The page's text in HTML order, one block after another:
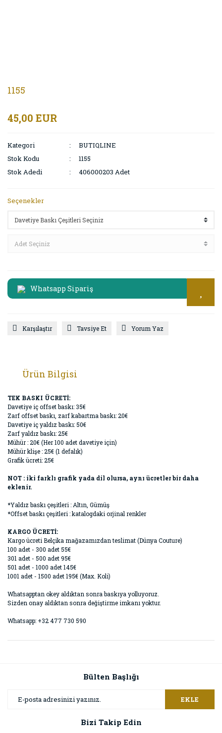
1155
45,00 EUR
Kategori
BUTIQLINE
Stok Kodu
1155
Stok Adedi
406000203 Adet
Seçenekler
Whatsapp Sipariş
Karşılaştır Tavsiye Et Yorum Yaz
Ürün Bilgisi
TEK BASKI ÜCRETİ:
Davetiye iç offset baskı: 35€
Zarf offset baskı, zarf kabartma baskı: 20€
Davetiye iç yaldız baskı: 50€
Zarf yaldız baskı: 25€
Mühür : 20€ (Her 100 adet davetiye için)
Mühür klişe : 25€ (1 defalık)
Grafik ücreti: 25€
NOT : iki farklı grafik yada dil olursa, aynı ücretler bir daha
eklenir.
*Yaldız baskı çeşitleri : Altın, Gümüş
*Offset baskı çeşitleri : katalogdaki orjinal renkler
KARGO ÜCRETİ:
Kargo ücreti Belçika mağazamızdan teslimat (Dünya Couture)
100 adet - 300 adet 55€
301 adet - 500 adet 95€
501 adet - 1000 adet 145€
1001 adet - 1500 adet 195€ (Max. Koli)
Whatsapptan okey aldıktan sonra baskıya yolluyoruz.
Sizden onay aldıktan sonra değiştirme imkanı yoktur.
Whatsapp: +32 477 730 590
Bülten Başlığı
EKLE
Bizi Takip Edin